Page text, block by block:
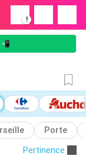
!
Porte
Pertinence